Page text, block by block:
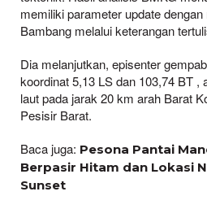
memiliki parameter update
Bambang melalui keterangan
Dia melanjutkan, episenter
koordinat 5,13 LS dan 103,74 BT ,
laut pada jarak 20 km arah Barat
Pesisir Barat.
Baca juga: Pesona Pantai
Berpasir Hitam dan Lokasi
Sunset